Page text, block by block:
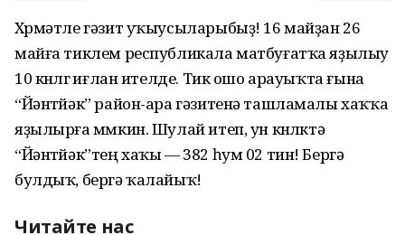
Хөрмәтле гәзит уҡыусыларыбыҙ! 16 майҙан 26
майға тиклем республикала матбуғатҡа яҙылыу
10 көнлөгө иғлан ителде. Тик ошо арауыҡта ғына
“Йәнтөйәк” район-ара гәзитенә ташламалы хаҡҡа
яҙылырға мөмкин. Шулай итеп, ун көнлөктә
“Йәнтөйәк”тең хаҡы — 382 һум 02 тин! Бергә
булдыҡ, бергә ҡалайыҡ!
Читайте нас